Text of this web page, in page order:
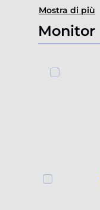
Mostra di più
Monitor